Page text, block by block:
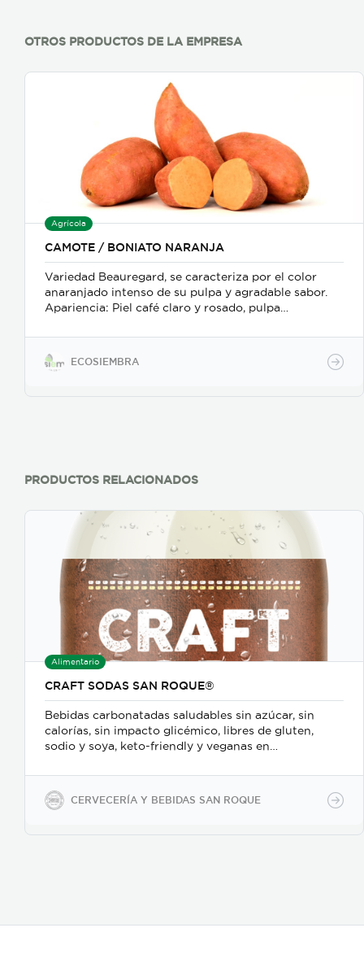
OTROS PRODUCTOS DE LA EMPRESA
Agrícola
CAMOTE / BONIATO NARANJA
Variedad Beauregard, se caracteriza por el color
anaranjado intenso de su pulpa y agradable sabor.
Apariencia: Piel café claro y rosado, pulpa
Sabor: Exquisito sabor particular, dulzor suave y
agradable cremosidad. Gran versatilidad culinaria y
esto lo hace un producto de consumo en tendencia
las unidades S/M/L/XL se acomodan en cajas de
por palet) o 18kg (66 cajas por palet). Disponibilidad:
Todo el año, en sistema convencional y en sistema
orgánico certificado. Tiempo de entrega: negociable
según cantidades y programación.
ECOSIEMBRA
PRODUCTOS RELACIONADOS
Alimentario
CRAFT SODAS SAN ROQUE®
Bebidas carbonatadas saludables sin azúcar, sin
calorías, sin impacto glicémico, libres de gluten,
sodio y soya, keto-friendly y veganas en
en PET.
CERVECERÍA Y BEBIDAS SAN ROQUE